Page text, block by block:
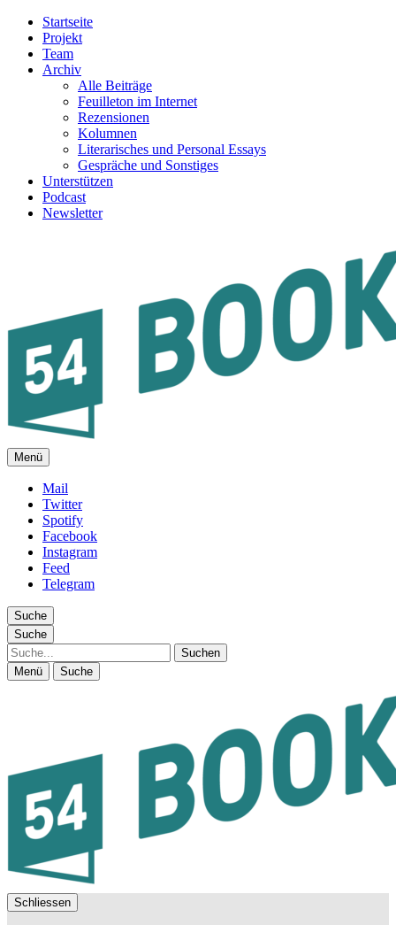
Startseite
Projekt
Team
Archiv
Alle Beiträge
Feuilleton im Internet
Rezensionen
Kolumnen
Literarisches und Personal Essays
Gespräche und Sonstiges
Unterstützen
Podcast
Newsletter
FEUILLETON IM INTERNET
Menü
Mail
Twitter
Spotify
Facebook
Instagram
Feed
Telegram
Suche
Suche
Suche
Menü Suche
Schliessen